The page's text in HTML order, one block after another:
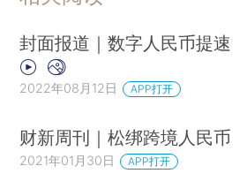
封面报道｜数字人民币提速
2022年08月12日 APP打开
财新周刊｜松绑跨境人民币
2021年01月30日 APP打开